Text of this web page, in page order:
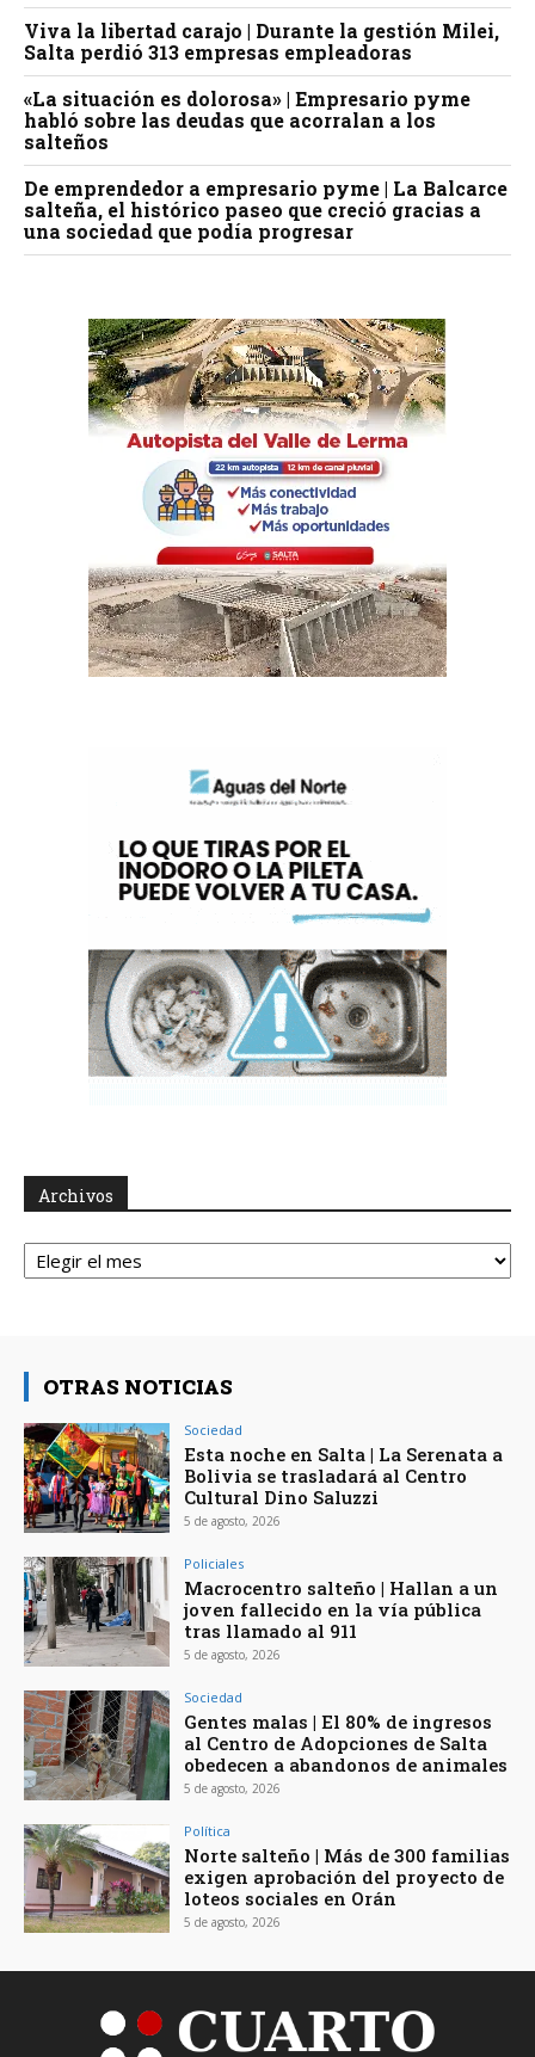
Viva la libertad carajo | Durante la gestión Milei,
Salta perdió 313 empresas empleadoras
«La situación es dolorosa» | Empresario pyme
habló sobre las deudas que acorralan a los
salteños
De emprendedor a empresario pyme | La Balcarce
salteña, el histórico paseo que creció gracias a
una sociedad que podía progresar
Archivos
Archivos
OTRAS NOTICIAS
Sociedad
Esta noche en Salta | La Serenata a
Bolivia se trasladará al Centro
Cultural Dino Saluzzi
5 de agosto, 2026
Policiales
Macrocentro salteño | Hallan a un
joven fallecido en la vía pública
tras llamado al 911
5 de agosto, 2026
Sociedad
Gentes malas | El 80% de ingresos
al Centro de Adopciones de Salta
obedecen a abandonos de animales
5 de agosto, 2026
Política
Norte salteño | Más de 300 familias
exigen aprobación del proyecto de
loteos sociales en Orán
5 de agosto, 2026